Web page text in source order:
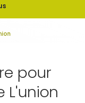
pour
L'union